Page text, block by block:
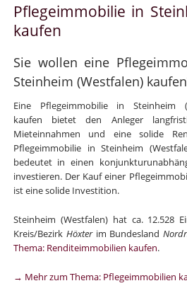
Pflegeimmobilie in
kaufen
Sie wollen eine
Steinheim (Westfalen)
Eine Pflegeimmobilie in Steinheim
kaufen bietet den Anleger
Mieteinnahmen und eine solide
Pflegeimmobilie in Steinheim
bedeutet in einen
investieren. Der Kauf einer
ist eine solide Investition.
Steinheim (Westfalen) hat ca. 12.528
Kreis/Bezirk Höxterim Bundesland
Thema: Renditeimmobilien kaufen.
→ Mehr zum Thema: Pflegeimmobilien